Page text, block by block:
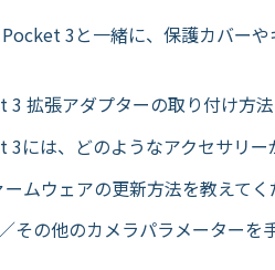
Pocket 3と一緒に、保護カバー
3 拡張アダプターの取り付け方法
3には、どのようなアクセサリー
ムウェアの更新方法を教えてく
その他のカメラパラメーターを